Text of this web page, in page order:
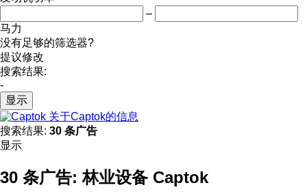
–
马力
没有足够的筛选器?
提议修改
搜索结果:
-
显示
关于Captok的信息
搜索结果: 30 条广告
显示
30 条广告:林业设备 Captok